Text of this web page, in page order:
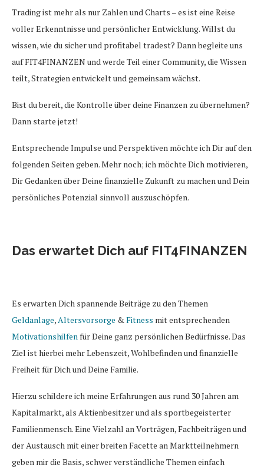
Trading ist mehr als nur Zahlen und Charts – es ist eine Reise
voller Erkenntnisse und persönlicher Entwicklung. Willst du
wissen, wie du sicher und profitabel tradest? Dann begleite uns
auf FIT4FINANZEN und werde Teil einer Community, die Wissen
teilt, Strategien entwickelt und gemeinsam wächst.
Bist du bereit, die Kontrolle über deine Finanzen zu übernehmen?
Dann starte jetzt!
Entsprechende Impulse und Perspektiven möchte ich Dir auf den
folgenden Seiten geben. Mehr noch; ich möchte Dich motivieren,
Dir Gedanken über Deine finanzielle Zukunft zu machen und Dein
persönliches Potenzial sinnvoll auszuschöpfen.
Das erwartet Dich auf FIT4FINANZEN
Es erwarten Dich spannende Beiträge zu den Themen
Geldanlage, Altersvorsorge & Fitness mit entsprechenden
Motivationshilfen für Deine ganz persönlichen Bedürfnisse. Das
Ziel ist hierbei mehr Lebenszeit, Wohlbefinden und finanzielle
Freiheit für Dich und Deine Familie.
Hierzu schildere ich meine Erfahrungen aus rund 30 Jahren am
Kapitalmarkt, als Aktienbesitzer und als sportbegeisterter
Familienmensch. Eine Vielzahl an Vorträgen, Fachbeiträgen und
der Austausch mit einer breiten Facette an Marktteilnehmern
geben mir die Basis, schwer verständliche Themen einfach